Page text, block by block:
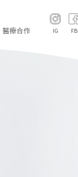
醫療合作 IG FB